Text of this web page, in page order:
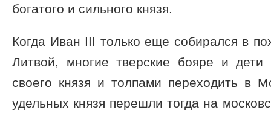
богатого и сильного князя.
Когда Иван III только еще собирался в
Литвой, многие тверские бояре и дети
своего князя и толпами переходить в
удельных князя перешли тогда на